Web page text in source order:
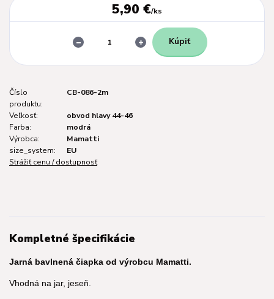
5,90 €/ks
Kúpiť
Číslo
produktu:
CB-086-2m
Veľkosť:
obvod hlavy 44-46
Farba:
modrá
Výrobca:
Mamatti
size_system:
EU
Strážiť cenu / dostupnosť
Kompletné špecifikácie
Jarná bavlnená čiapka od výrobcu Mamatti.
Vhodná na jar, jeseň.